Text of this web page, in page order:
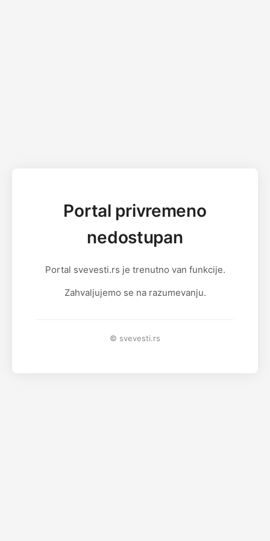
Portal privremeno
nedostupan
Portal svevesti.rs je trenutno van funkcije.
Zahvaljujemo se na razumevanju.
© svevesti.rs